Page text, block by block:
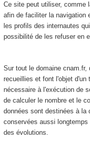
Ce site peut utiliser, comme
afin de faciliter la navigation
les profils des internautes
possibilité de les refuser en
Sur tout le domaine
recueillies et font l'objet d'un
nécessaire à l'exécution de
de calculer le nombre et le
données sont destinées à la
conservées aussi
des évolutions.